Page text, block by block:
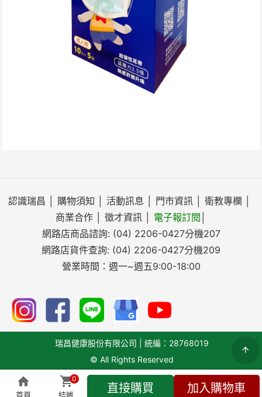
首頁 結帳
0
直接購買 加入購物車
認識瑞昌 購物須知 活動訊息 門市資訊 衛教專欄
商業合作
徵才資訊 電子報訂閱
網路店商品諮詢: (04) 2206-0427分機207
網路店貨件查詢: (04) 2206-0427分機209
營業時間：週一~週五9:00-18:00
瑞昌健康股份有限公司 | 統編：28768019
© All Rights Reserved
搜尋